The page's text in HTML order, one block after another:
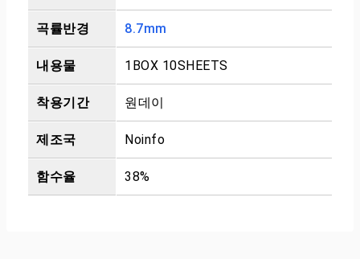
곡률반경 8.7mm
내용물 1BOX 10SHEETS
착용기간 원데이
제조국 Noinfo
함수율 38%